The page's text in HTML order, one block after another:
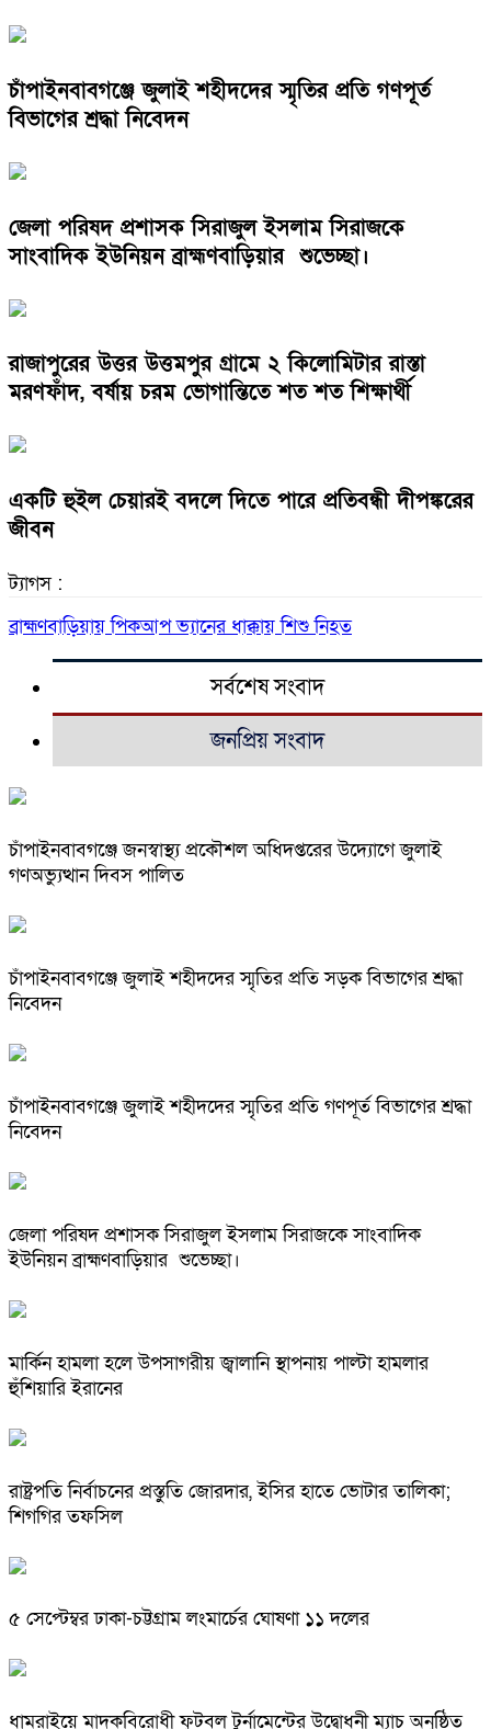
চাঁপাইনবাবগঞ্জে জুলাই শহীদদের স্মৃতির প্রতি গণপূর্ত
বিভাগের শ্রদ্ধা নিবেদন
জেলা পরিষদ প্রশাসক সিরাজুল ইসলাম সিরাজকে
সাংবাদিক ইউনিয়ন ব্রাহ্মণবাড়িয়ার শুভেচ্ছা।
রাজাপুরের উত্তর উত্তমপুর গ্রামে ২ কিলোমিটার রাস্তা
মরণফাঁদ, বর্ষায় চরম ভোগান্তিতে শত শত শিক্ষার্থী
একটি হুইল চেয়ারই বদলে দিতে পারে প্রতিবন্ধী দীপঙ্করের
জীবন
ট্যাগস :
ব্রাহ্মণবাড়িয়ায় পিকআপ ভ্যানের ধাক্কায় শিশু নিহত
সর্বশেষ সংবাদ
জনপ্রিয় সংবাদ
চাঁপাইনবাবগঞ্জে জনস্বাস্থ্য প্রকৌশল অধিদপ্তরের উদ্যোগে জুলাই
গণঅভ্যুত্থান দিবস পালিত
চাঁপাইনবাবগঞ্জে জুলাই শহীদদের স্মৃতির প্রতি সড়ক বিভাগের শ্রদ্ধা
নিবেদন
চাঁপাইনবাবগঞ্জে জুলাই শহীদদের স্মৃতির প্রতি গণপূর্ত বিভাগের শ্রদ্ধা
নিবেদন
জেলা পরিষদ প্রশাসক সিরাজুল ইসলাম সিরাজকে সাংবাদিক
ইউনিয়ন ব্রাহ্মণবাড়িয়ার শুভেচ্ছা।
মার্কিন হামলা হলে উপসাগরীয় জ্বালানি স্থাপনায় পাল্টা হামলার
হুঁশিয়ারি ইরানের
রাষ্ট্রপতি নির্বাচনের প্রস্তুতি জোরদার, ইসির হাতে ভোটার তালিকা;
শিগগির তফসিল
৫ সেপ্টেম্বর ঢাকা-চট্টগ্রাম লংমার্চের ঘোষণা ১১ দলের
ধামরাইয়ে মাদকবিরোধী ফুটবল টুর্নামেন্টের উদ্বোধনী ম্যাচ অনুষ্ঠিত